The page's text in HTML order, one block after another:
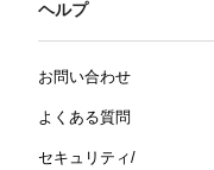
ヘルプ
お問い合わせ
よくある質問
セキュリティ/